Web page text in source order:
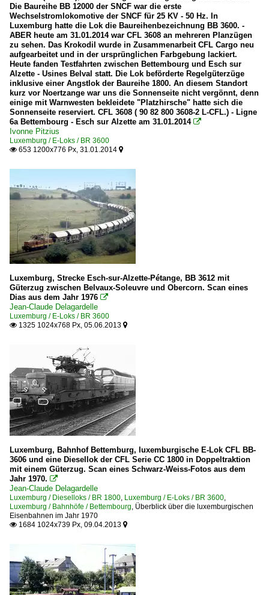
Die Baureihe BB 12000 der SNCF war die erste
Wechselstromlokomotive der SNCF für 25 KV - 50 Hz. In
Luxemburg hatte die Lok die Baureihenbezeichnung BB 3600. -
ABER heute am 31.01.2014 war CFL 3608 an mehreren Planzügen
zu sehen. Das Krokodil wurde in Zusammenarbeit CFL Cargo neu
aufgearbeitet und in der ursprünglichen Farbgebung lackiert.
Heute fanden Testfahrten zwischen Bettembourg und Esch sur
Alzette - Usines Belval statt. Die Lok beförderte Regelgüterzüge
inklusive einer Angstlok der Baureihe 1800. An diesem Standort
kurz vor Noertzange war uns die Sonnenseite nicht vergönnt, denn
einige mit Warnwesten bekleidete "Platzhirsche" hatte sich die
Sonnenseite reserviert. CFL 3608 ( 90 82 800 3608-2 L-CFL.) - Ligne
6a Bettembourg - Esch sur Alzette am 31.01.2014 
Ivonne Pitzius
Luxemburg / E-Loks / BR 3600
 653 1200x776 Px, 31.01.2014 
Luxemburg, Strecke Esch-sur-Alzette-Pétange, BB 3612 mit
Güterzug zwischen Belvaux-Soleuvre und Obercorn. Scan eines
Dias aus dem Jahr 1976 
Jean-Claude Delagardelle
Luxemburg / E-Loks / BR 3600
 1325 1024x768 Px, 05.06.2013 
Luxemburg, Bahnhof Bettemburg, luxemburgische E-Lok CFL BB-
3606 und eine Diesellok der CFL Serie CC 1800 in Doppeltraktion
mit einem Güterzug. Scan eines Schwarz-Weiss-Fotos aus dem
Jahr 1970. 
Jean-Claude Delagardelle
Luxemburg / Dieselloks / BR 1800, Luxemburg / E-Loks / BR 3600,
Luxemburg / Bahnhöfe / Bettembourg, Überblick über die luxemburgischen
Eisenbahnen im Jahr 1970
 1684 1024x739 Px, 09.04.2013 